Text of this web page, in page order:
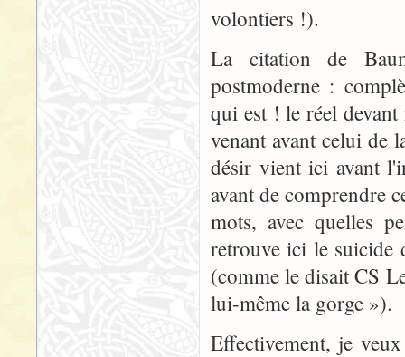
volontiers !).
La citation de
postmoderne :
qui est ! le réel
venant avant celui de
désir vient ici avant
avant de comprendre
mots, avec quelles
retrouve ici le suicide
(comme le disait CS
lui-même la gorge »).
Effectivement, je